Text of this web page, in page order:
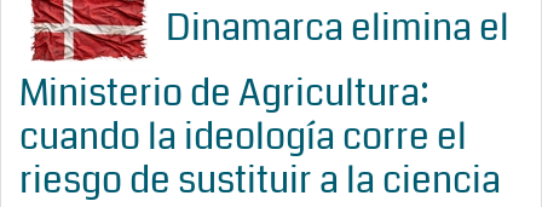
Dinamarca elimina el
Ministerio de Agricultura:
cuando la ideología corre el
riesgo de sustituir a la ciencia